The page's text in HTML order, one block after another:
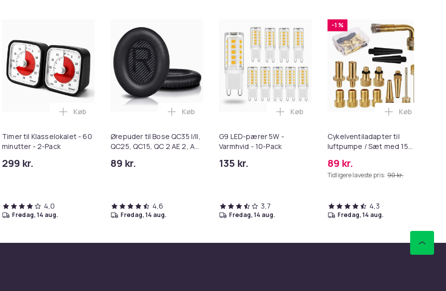
hvid i kurven
G4 halogenlamper 20W 12V - Varm hvid i kurven
Timer til Klasselokalet - 60
minutter - 2-Pack
299 kr.
Læg Timer til Klasselokalet - 60 minutter - 2-Pack i kurven
Køb
4,0
fredag, 14 aug.
Ørepuder til Bose QC35 I/II,
QC25, QC15, QC 2 AE 2, AE
SoundLink Black
89 kr.
Læg Ørepuder til Bose QC35 I/II, QC25, QC15, QC 2 AE 2, AE 2i, AE 2w,
Køb
4,6
fredag, 14 aug.
G9 LED-pærer 5W -
Varmhvid - 10-Pack
135 kr.
Læg G9 LED-pærer 5W - Varmhvid - 10-
Køb
3,7
fredag, 14 aug.
-1 %
Cykelventiladapter til
luftpumpe / Sæt med 15
89 kr.
Tidligere laveste pris: 90 kr.
Læg
Køb
4,3
fredag, 14 aug.